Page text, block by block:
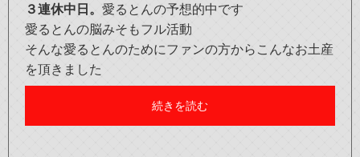
３連休中日。 愛るとんの予想的中です
愛るとんの脳みそもフル活動
そんな愛るとんのためにファンの方からこんなお土産
を頂きました
続きを読む